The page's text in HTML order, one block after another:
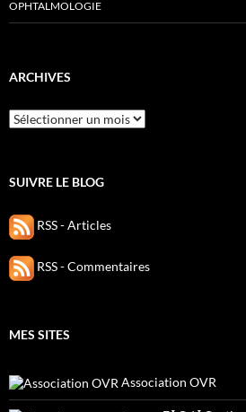
OPHTALMOLOGIE
ARCHIVES
Archives
SUIVRE LE BLOG
RSS - Articles
RSS - Commentaires
MES SITES
Association OVR